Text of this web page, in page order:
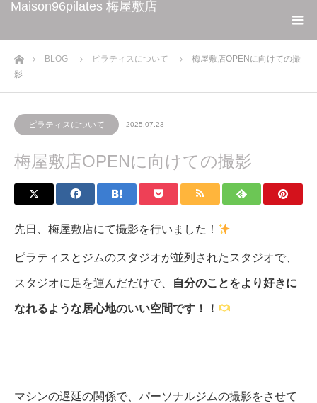
Maison96pilates 梅屋敷店
ホームBLOG ピラティスについて
梅屋敷店OPENに向けての撮
影
ピラティスについて 2025.07.23
梅屋敷店OPENに向けての撮影
先日、梅屋敷店にて撮影を行いました！
ピラティスとジムのスタジオが並列されたスタジオで、
スタジオに足を運んだだけで、 自分のことをより好きに
なれるような居心地のいい空間です！！
マシンの遅延の関係で、パーソナルジムの撮影をさせて